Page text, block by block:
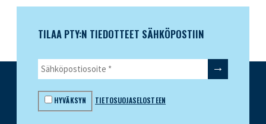
TILAA PTY:N TIEDOTTEET SÄHKÖPOSTIIN
HYVÄKSYN TIETOSUOJASELOSTEEN